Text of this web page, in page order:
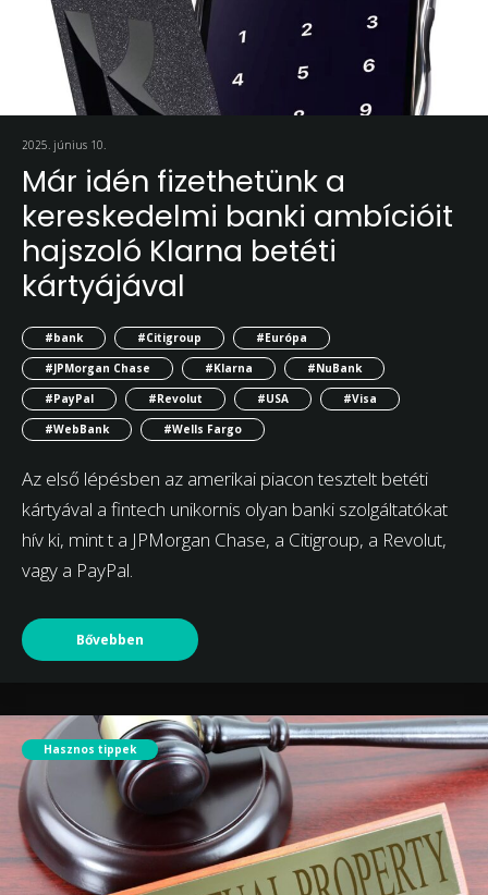
2025. június 10.
Már idén fizethetünk a
kereskedelmi banki ambícióit
hajszoló Klarna betéti
kártyájával
#bank #Citigroup
#Európa
#JPMorgan Chase
#Klarna
#NuBank
#PayPal
#Revolut #USA
#Visa
#WebBank
#Wells Fargo
Az első lépésben az amerikai piacon tesztelt betéti
kártyával a fintech unikornis olyan banki szolgáltatókat
hív ki, mint t a JPMorgan Chase, a Citigroup, a Revolut,
vagy a PayPal.
Bővebben
Hasznos tippek